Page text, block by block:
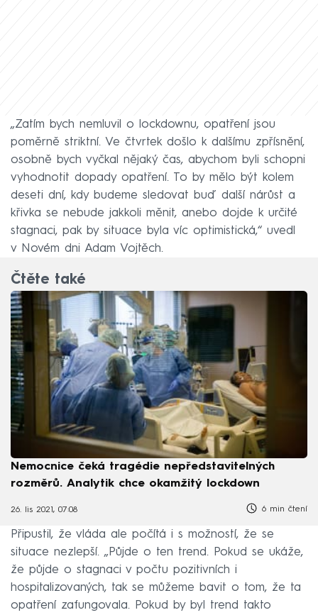
„Zatím bych nemluvil o lockdownu, opatření jsou
poměrně striktní. Ve čtvrtek došlo k dalšímu zpřísnění,
osobně bych vyčkal nějaký čas, abychom byli schopni
vyhodnotit dopady opatření. To by mělo být kolem
deseti dní, kdy budeme sledovat buď další nárůst a
křivka se nebude jakkoli měnit, anebo dojde k určité
stagnaci, pak by situace byla víc optimistická,“ uvedl
v Novém dni Adam Vojtěch.
Čtěte také
Nemocnice čeká tragédie nepředstavitelných
rozměrů. Analytik chce okamžitý lockdown
26. lis 2021, 07:08 6 min čtení
Připustil, že vláda ale počítá i s možností, že se
situace nezlepší. „Půjde o ten trend. Pokud se ukáže,
že půjde o stagnaci v počtu pozitivních i
hospitalizovaných, tak se můžeme bavit o tom, že ta
opatření zafungovala. Pokud by byl trend takto